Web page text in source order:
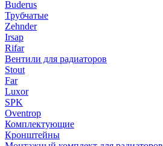
Buderus
Трубчатые
Zehnder
Irsap
Rifar
Вентили для радиаторов
Stout
Far
Luxor
SPK
Oventrop
Комплектующие
Кронштейны